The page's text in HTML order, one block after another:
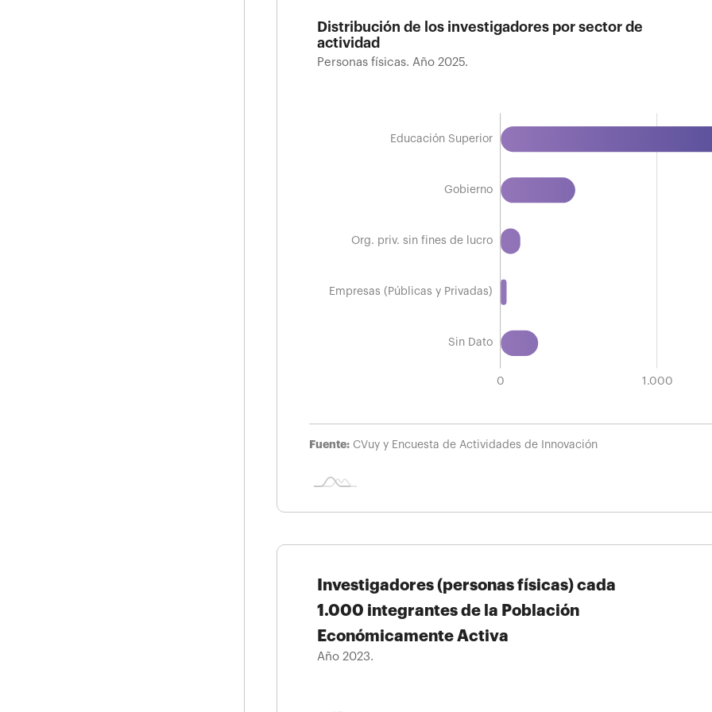
Distribución de los investigadores por sector de
actividad
Personas físicas. Año 2025.
Personas físicas. Año 2025.
Empresas (Públicas y Privadas)
Educación Superior
Gobierno
Org. priv. sin fines de lucro
Empresas (Públicas y Privadas)
Sin Dato
-1.000
-500
0
500 1.000
1.500
4.000
3.500
Fuente: CVuy y Encuesta de Actividades de Innovación
Investigadores (personas físicas) cada
1.000 integrantes de la Población
Económicamente Activa
Año 2023.